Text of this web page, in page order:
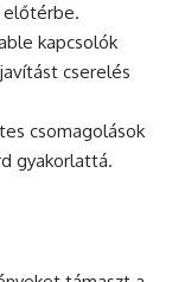
kapcsolók
cserelés
csomagolások
gyakorlattá.